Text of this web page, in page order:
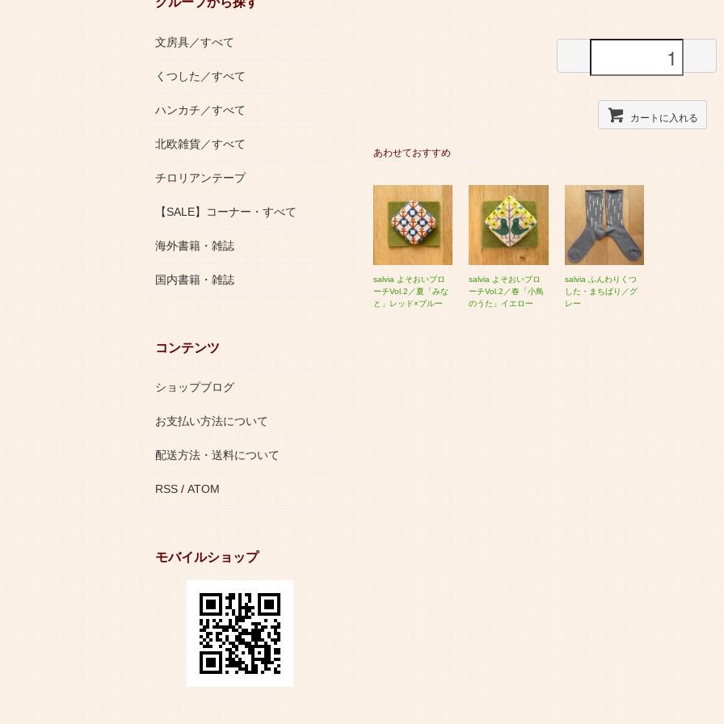
カートに入れる
あわせておすすめ
salvia よそおいブロ
ーチVol.2／夏「みな
と」レッド×ブルー
salvia よそおいブロ
ーチVol.2／春「小鳥
のうた」イエロー
salvia ふんわりくつ
した・まちばり／グ
レー
文房具／すべて
くつした／すべて
ハンカチ／すべて
北欧雑貨／すべて
チロリアンテープ
【SALE】コーナー・すべて
海外書籍・雑誌
国内書籍・雑誌
コンテンツ
ショップブログ
お支払い方法について
配送方法・送料について
RSS /ATOM
モバイルショップ